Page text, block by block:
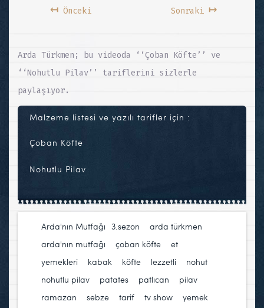
↤Önceki Sonraki ↦
Arda Türkmen; bu videoda ‘‘Çoban Köfte’’ ve
‘‘Nohutlu Pilav’’ tariflerini sizlerle
paylaşıyor.
Malzeme listesi ve yazılı tarifler için :
Çoban Köfte
Nohutlu Pilav
Arda'nın Mutfağı 3.sezon arda türkmen
arda'nın mutfağı
çoban köfte
et
yemekleri
kabak köfte lezzetli nohut
nohutlu pilav
patates patlıcan pilav
ramazan
sebze tarif tv show
yemek